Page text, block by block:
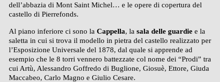
dell’abbazia di Mont Saint Michel… e le opere di copertura del
castello di Pierrefonds.
Al piano inferiore ci sono la Cappella, la sala delle guardiee la
saletta in cui si trova il modello in pietra del castello realizzato per
l’Esposizione Universale del 1878, dal quale si apprende ad
esempio che le 8 torri vennero battezzate col nome dei “Prodi” tra
cui Artù, Alessandro Goffredo di Buglione, Giosuè, Ettore, Giuda
Maccabeo, Carlo Magno e Giulio Cesare.